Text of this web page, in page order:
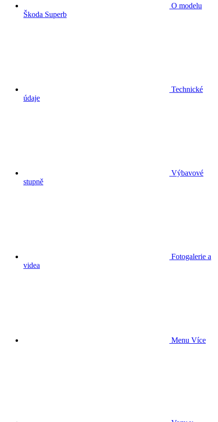
O modelu
Škoda Superb
Technické
údaje
Výbavové
stupně
Fotogalerie a
videa
Menu Více